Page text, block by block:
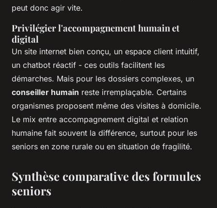
peut donc agir vite.
Privilégier l'accompagnement humain et
digital
Un site internet bien conçu, un espace client intuitif,
un chatbot réactif - ces outils facilitent les
démarches. Mais pour les dossiers complexes, un
conseiller humain reste irremplaçable. Certains
organismes proposent même des visites à domicile.
Le mix entre accompagnement digital et relation
humaine fait souvent la différence, surtout pour les
seniors en zone rurale ou en situation de fragilité.
Synthèse comparative des formules
seniors